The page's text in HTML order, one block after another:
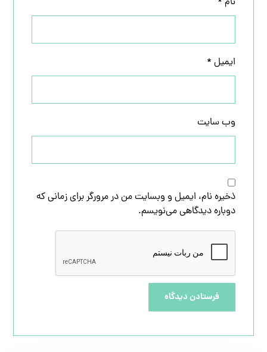
ایمیل *
وب‌ سایت
ذخیره نام، ایمیل و وبسایت من در مرورگر برای زمانی که
دوباره دیدگاهی می‌نویسم.
فرستادن دیدگاه